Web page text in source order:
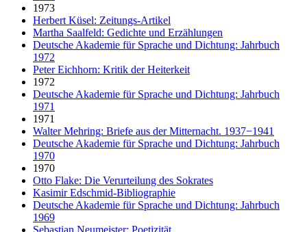
1973
Herbert Küsel: Zeitungs-Artikel
Martha Saalfeld: Gedichte und Erzählungen
Deutsche Akademie für Sprache und Dichtung: Jahrbuch
1972
Peter Eichhorn: Kritik der Heiterkeit
1972
Deutsche Akademie für Sprache und Dichtung: Jahrbuch
1971
1971
Walter Mehring: Briefe aus der Mitternacht. 1937−1941
Deutsche Akademie für Sprache und Dichtung: Jahrbuch
1970
1970
Otto Flake: Die Verurteilung des Sokrates
Kasimir Edschmid-Bibliographie
Deutsche Akademie für Sprache und Dichtung: Jahrbuch
1969
Sebastian Neumeister: Poetizität